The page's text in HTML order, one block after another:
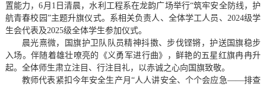
置能力，6月1日清晨，水利工程系在龙韵广场举行“筑牢安全防线，护
航青春校园”主题升旗仪式。系相关负责人、全体学工人员、2024级学
生会代表及2025级全体学生参加仪式。
晨光熹微，国旗护卫队队员精神抖擞、步伐铿锵，护送国旗稳步
入场。伴随着雄壮嘹亮的《义勇军进行曲》，鲜艳的五星红旗冉冉升
起。全体师生肃立注目、行注目礼，以赤诚之心向国旗致敬。
教师代表紧扣今年安全生产月“人人讲安全、个个会应急——排查